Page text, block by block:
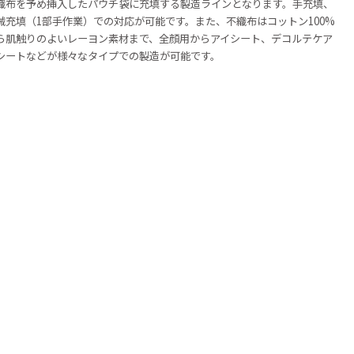
布を予め挿入したパウチ袋に充填する製造ラインとなります。手充填、
充填（1部手作業）での対応が可能です。また、不織布はコットン100%
肌触りのよいレーヨン素材まで、全顔用からアイシート、デコルテケア
ートなどが様々なタイプでの製造が可能です。